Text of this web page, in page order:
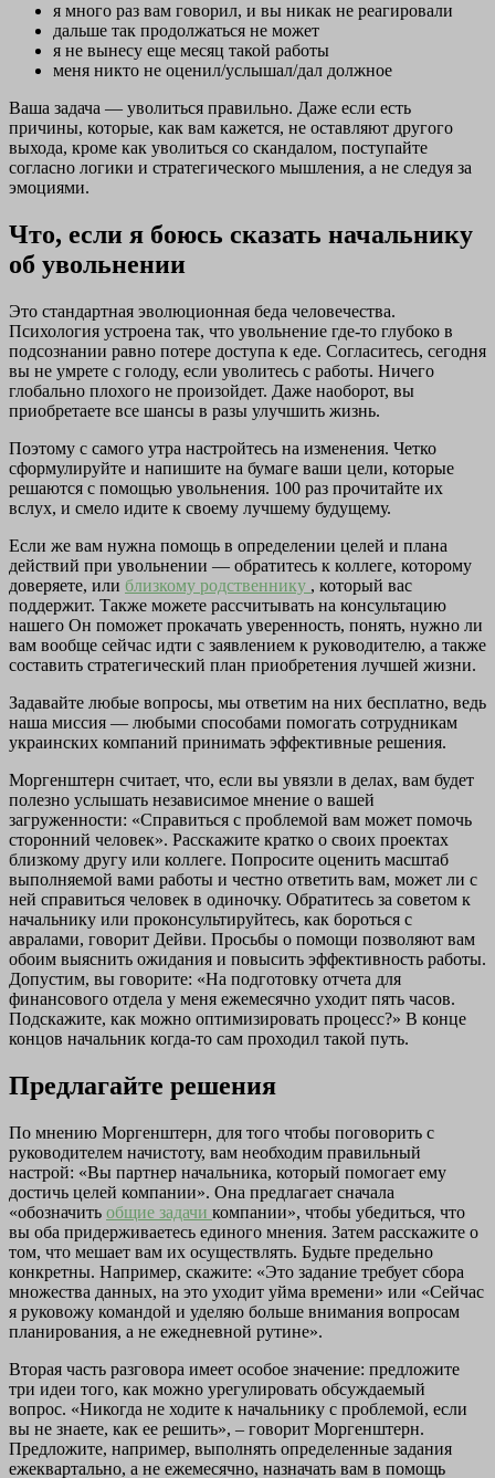
я много раз вам говорил, и вы никак не реагировали
дальше так продолжаться не может
я не вынесу еще месяц такой работы
меня никто не оценил/услышал/дал должное
Ваша задача — уволиться правильно. Даже если есть
причины, которые, как вам кажется, не оставляют другого
выхода, кроме как уволиться со скандалом, поступайте
согласно логики и стратегического мышления, а не следуя за
эмоциями.
Что, если я боюсь сказать начальнику
об увольнении
Это стандартная эволюционная беда человечества.
Психология устроена так, что увольнение где-то глубоко в
подсознании равно потере доступа к еде. Согласитесь, сегодня
вы не умрете с голоду, если уволитесь с работы. Ничего
глобально плохого не произойдет. Даже наоборот, вы
приобретаете все шансы в разы улучшить жизнь.
Поэтому с самого утра настройтесь на изменения. Четко
сформулируйте и напишите на бумаге ваши цели, которые
решаются с помощью увольнения. 100 раз прочитайте их
вслух, и смело идите к своему лучшему будущему.
Если же вам нужна помощь в определении целей и плана
действий при увольнении — обратитесь к коллеге, которому
доверяете, или близкому родственнику , который вас
поддержит. Также можете рассчитывать на консультацию
нашего Он поможет прокачать уверенность, понять, нужно ли
вам вообще сейчас идти с заявлением к руководителю, а также
составить стратегический план приобретения лучшей жизни.
Задавайте любые вопросы, мы ответим на них бесплатно, ведь
наша миссия — любыми способами помогать сотрудникам
украинских компаний принимать эффективные решения.
Моргенштерн считает, что, если вы увязли в делах, вам будет
полезно услышать независимое мнение о вашей
загруженности: «Справиться с проблемой вам может помочь
сторонний человек». Расскажите кратко о своих проектах
близкому другу или коллеге. Попросите оценить масштаб
выполняемой вами работы и честно ответить вам, может ли с
ней справиться человек в одиночку. Обратитесь за советом к
начальнику или проконсультируйтесь, как бороться с
авралами, говорит Дейви. Просьбы о помощи позволяют вам
обоим выяснить ожидания и повысить эффективность работы.
Допустим, вы говорите: «На подготовку отчета для
финансового отдела у меня ежемесячно уходит пять часов.
Подскажите, как можно оптимизировать процесс?» В конце
концов начальник когда-то сам проходил такой путь.
Предлагайте решения
По мнению Моргенштерн, для того чтобы поговорить с
руководителем начистоту, вам необходим правильный
настрой: «Вы партнер начальника, который помогает ему
достичь целей компании». Она предлагает сначала
«обозначить общие задачи компании», чтобы убедиться, что
вы оба придерживаетесь единого мнения. Затем расскажите о
том, что мешает вам их осуществлять. Будьте предельно
конкретны. Например, скажите: «Это задание требует сбора
множества данных, на это уходит уйма времени» или «Сейчас
я руковожу командой и уделяю больше внимания вопросам
планирования, а не ежедневной рутине».
Вторая часть разговора имеет особое значение: предложите
три идеи того, как можно урегулировать обсуждаемый
вопрос. «Никогда не ходите к начальнику с проблемой, если
вы не знаете, как ее решить», – говорит Моргенштерн.
Предложите, например, выполнять определенные задания
ежеквартально, а не ежемесячно, назначать вам в помощь